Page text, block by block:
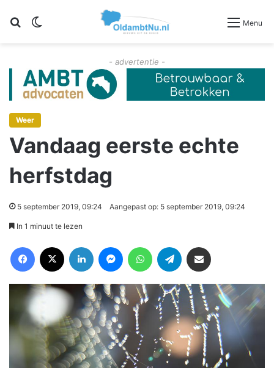
Zoeken Menu
- advertentie -
Weer
Vandaag eerste echte
herfstdag
5 september 2019, 09:24 Aangepast op: 5 september 2019, 09:24
In 1 minuut te lezen